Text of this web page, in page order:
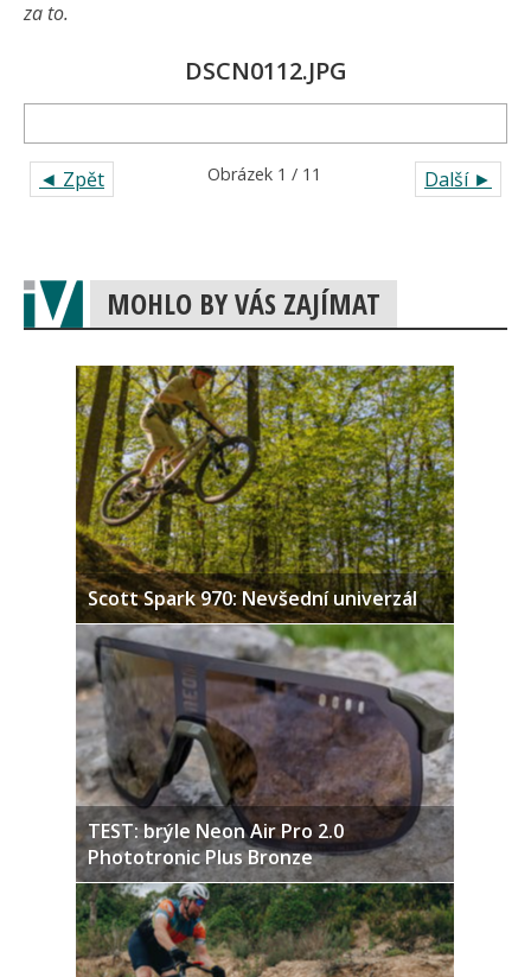
za to.
DSCN0112.JPG
◄ Zpět Další ►
Obrázek 1 / 11
MOHLO BY VÁS ZAJÍMAT
Scott Spark 970: Nevšední univerzál
TEST: brýle Neon Air Pro 2.0
Phototronic Plus Bronze